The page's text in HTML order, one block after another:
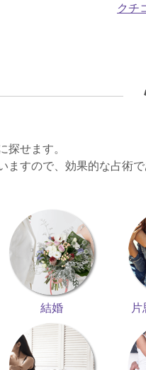
クチ
せます。
すので、効果的な占術
結婚 片